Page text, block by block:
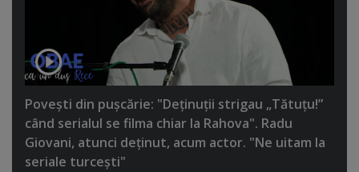
Poveşti din puşcărie: "Deţinuţii strigau „Tătuţu!”
când serialul se filma chiar la Rahova". Radu
Giovani, atunci deţinut, acum actor. "Ne uitam la
seriale turceşti"